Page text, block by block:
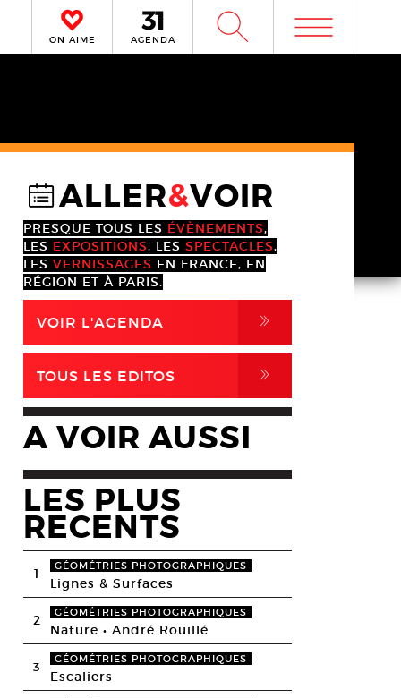
ON AIME AGENDA W m
@ALLER&VOIR
PRESQUE TOUS LES ÉVÈNEMENTS,
LES EXPOSITIONS, LES SPECTACLES,
LES VERNISSAGES EN FRANCE, EN
RÉGION ET À PARIS.
VOIR L'AGENDA ,
TOUS LES EDITOS ,
A VOIR AUSSI
LES PLUS
RECENTS
1 GÉOMÉTRIES PHOTOGRAPHIQUES
Lignes & Surfaces
2 GÉOMÉTRIES PHOTOGRAPHIQUES
Nature • André Rouillé
3 GÉOMÉTRIES PHOTOGRAPHIQUES
Escaliers